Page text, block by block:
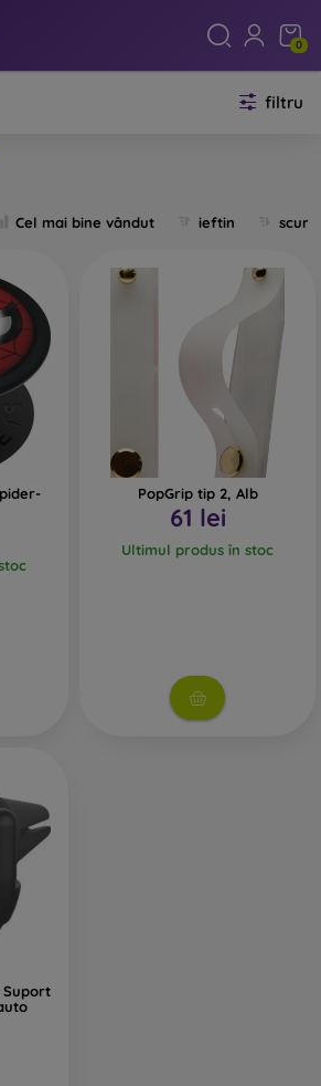
0
filtru
Cel mai bine vândut ieftin
PopGrip tip 2, Alb
61 lei
Ultimul produs în stoc
Suport